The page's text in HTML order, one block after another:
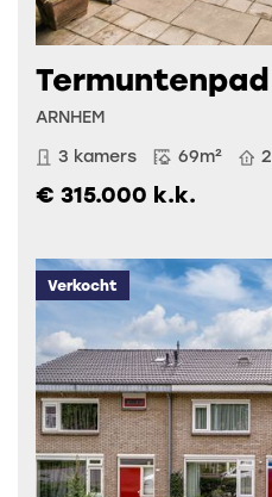
ARNHEM
3 kamers
69m²
€ 315.000 k.k.
Verkocht